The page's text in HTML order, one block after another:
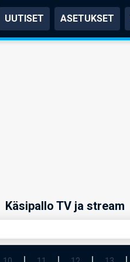
UUTISET ASETUKSET
Käsipallo TV ja stream